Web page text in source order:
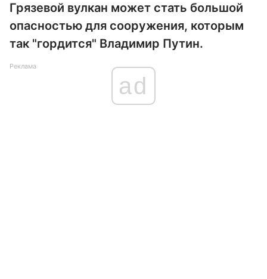
Грязевой вулкан может стать большой
опасностью для сооружения, которым
так "гордится" Владимир Путин.
Реклама
ad